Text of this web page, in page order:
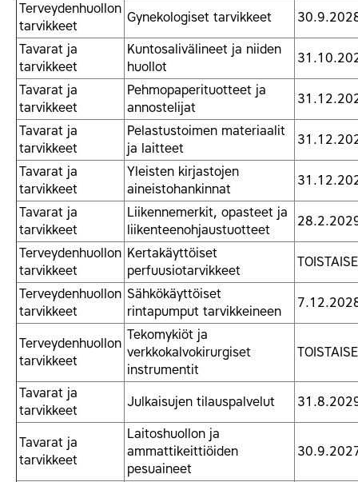
Terveydenhuollon
tarvikkeet
Gynekologiset tarvikkeet
Tavarat ja
tarvikkeet
Kuntosalivälineet ja niiden
huollot
Tavarat ja
tarvikkeet
Pehmopaperituotteet ja
annostelijat
Tavarat ja
tarvikkeet
Pelastustoimen materiaalit
ja laitteet
Tavarat ja
tarvikkeet
Yleisten kirjastojen
aineistohankinnat
Tavarat ja
tarvikkeet
Liikennemerkit, opasteet ja
liikenteenohjaustuotteet
Terveydenhuollon
tarvikkeet
Kertakäyttöiset
perfuusiotarvikkeet
Terveydenhuollon
tarvikkeet
Sähkökäyttöiset
rintapumput tarvikkeineen
Terveydenhuollon
tarvikkeet
Tekomykiöt ja
verkkokalvokirurgiset
instrumentit
Tavarat ja
tarvikkeet
Julkaisujen tilauspalvelut
Tavarat ja
tarvikkeet
Laitoshuollon ja
ammattikeittiöiden
pesuaineet